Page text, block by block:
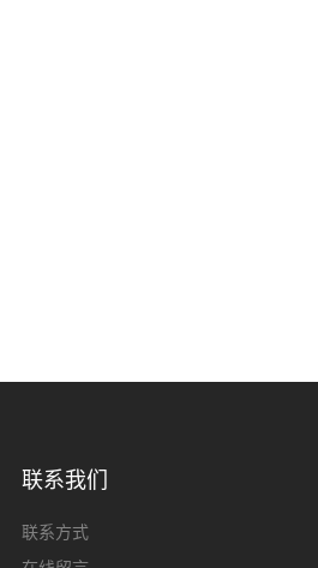
联系我们
联系方式